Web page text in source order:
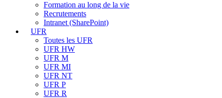
Formation au long de la vie
Recrutements
Intranet (SharePoint)
UFR
Toutes les UFR
UFR HW
UFR M
UFR MI
UFR NT
UFR P
UFR R